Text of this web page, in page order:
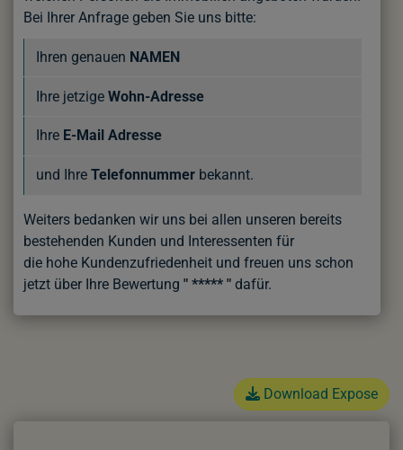
Bei Ihrer Anfrage geben Sie uns bitte:
Ihren genauen NAMEN
Ihre jetzige Wohn-Adresse
Ihre E-Mail Adresse
und Ihre Telefonnummerbekannt.
Weiters bedanken wir uns bei allen unseren bereits
bestehenden Kunden und Interessenten für
die hohe Kundenzufriedenheit und freuen uns schon
jetzt über Ihre Bewertung " ***** " dafür.
Download Expose